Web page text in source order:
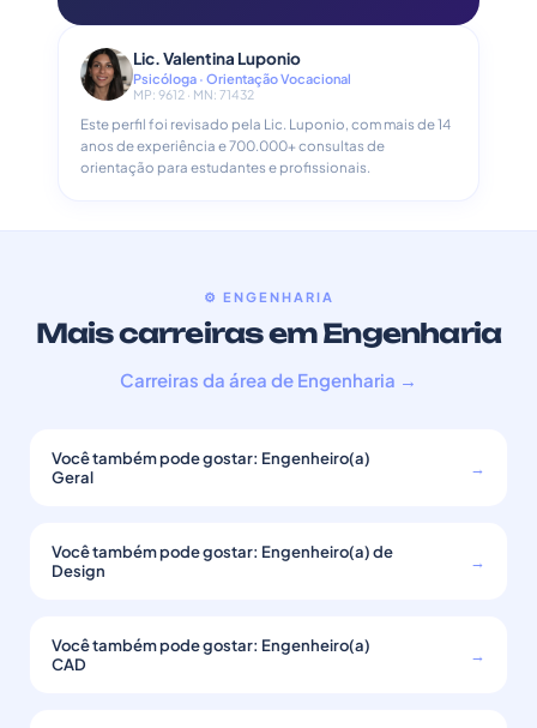
Lic. Valentina Luponio
Psicóloga · Orientação Vocacional
MP: 9612 · MN: 71432
Este perfil foi revisado pela Lic. Luponio, com mais de 14
anos de experiência e 700.000+ consultas de
orientação para estudantes e profissionais.
⚙️ ENGENHARIA
Mais carreiras em Engenharia
Carreiras da área de Engenharia →
Você também pode gostar: Engenheiro(a)
Geral
→
Você também pode gostar: Engenheiro(a) de
Design
→
Você também pode gostar: Engenheiro(a)
CAD
→